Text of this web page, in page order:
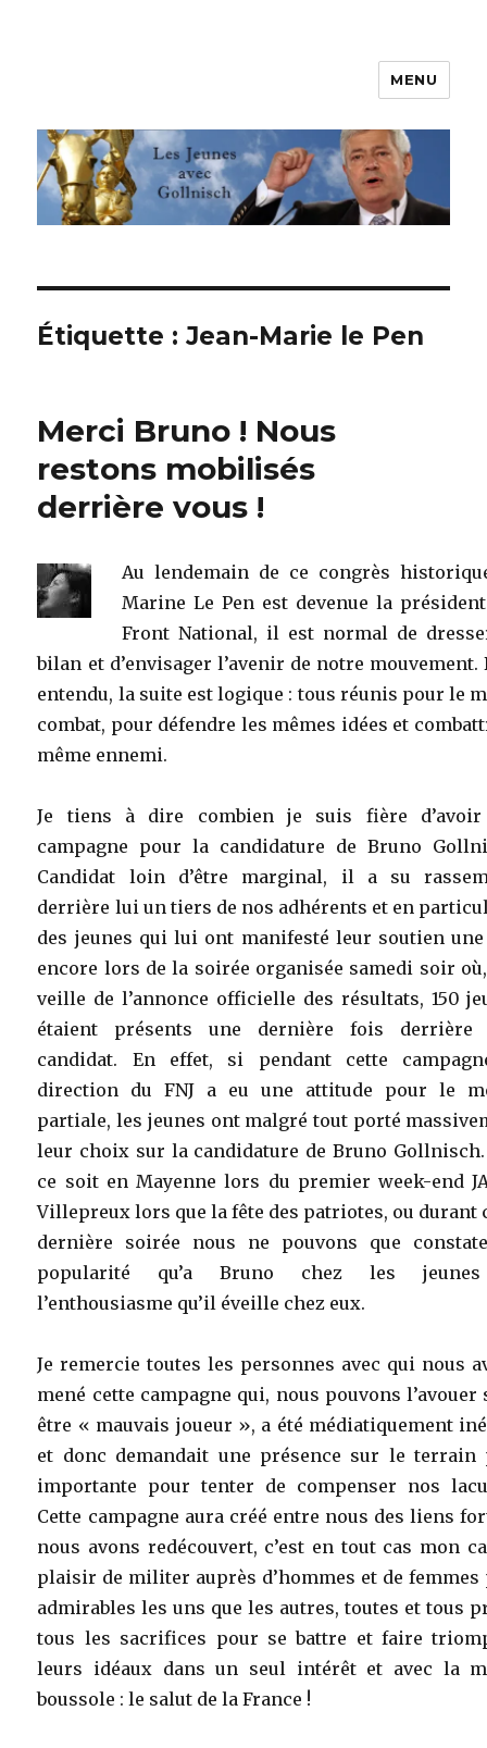
Les jeunes avec Gollnisch
MENU
Étiquette :Jean-Marie le Pen
Merci Bruno ! Nous
restons mobilisés
derrière vous !
Au lendemain de ce congrès
Marine Le Pen est devenue la
Front National, il est normal de
bilan et d’envisager l’avenir de notre mouvement.
entendu, la suite est logique : tous réunis pour le
combat, pour défendre les mêmes idées et
même ennemi.
Je tiens à dire combien je suis fière
campagne pour la candidature de Bruno
Candidat loin d’être marginal, il a su
derrière lui un tiers de nos adhérents et en
des jeunes qui lui ont manifesté leur soutien
encore lors de la soirée organisée samedi soir
veille de l’annonce officielle des résultats, 150
étaient présents une dernière fois derrière
candidat. En effet, si pendant cette
direction du FNJ a eu une attitude pour le
partiale, les jeunes ont malgré tout porté
leur choix sur la candidature de Bruno Gollnisch.
ce soit en Mayenne lors du premier week-end
Villepreux lors que la fête des patriotes, ou durant
dernière soirée nous ne pouvons que
popularité qu’a Bruno chez les
l’enthousiasme qu’il éveille chez eux.
Je remercie toutes les personnes avec qui nous
mené cette campagne qui, nous pouvons l’avouer
être « mauvais joueur », a été médiatiquement
et donc demandait une présence sur le terrain
importante pour tenter de compenser nos
Cette campagne aura créé entre nous des liens
nous avons redécouvert, c’est en tout cas mon
plaisir de militer auprès d’hommes et de femmes
admirables les uns que les autres, toutes et tous
tous les sacrifices pour se battre et faire
leurs idéaux dans un seul intérêt et avec la
boussole : le salut de la France !